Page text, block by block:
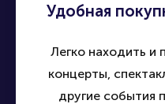
Удобная
Легко находить и
концерты,
другие события